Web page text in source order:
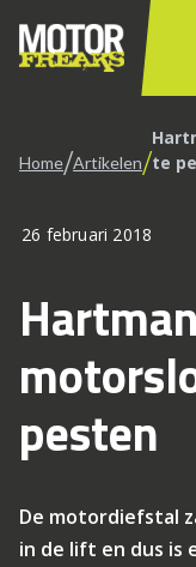
Home/Artikelen/te
26 februari 2018
pesten
De motordiefstal
in de lift en dus is